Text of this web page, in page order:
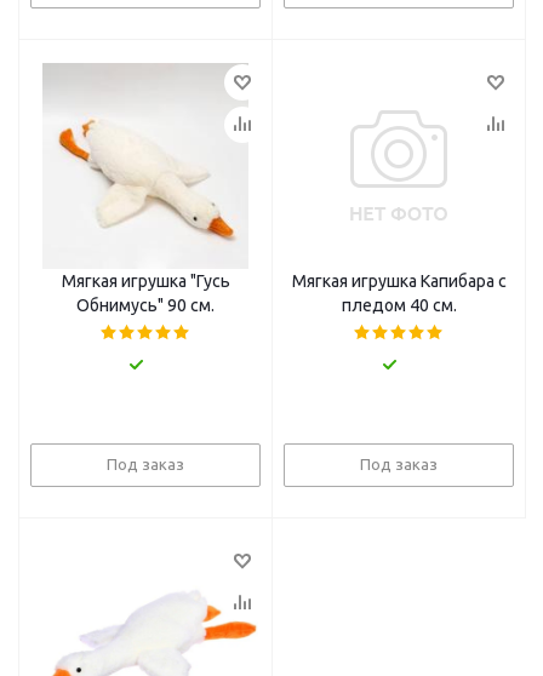
Мягкая игрушка "Гусь
Обнимусь" 90 см.
Под заказ
Мягкая игрушка Капибара с
пледом 40 см.
Под заказ